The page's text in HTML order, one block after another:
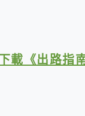
載《出路指